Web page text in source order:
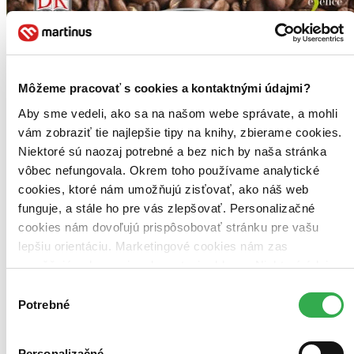
Môžeme pracovať s cookies a kontaktnými údajmi?
Aby sme vedeli, ako sa na našom webe správate, a mohli
vám zobraziť tie najlepšie tipy na knihy, zbierame cookies.
Niektoré sú naozaj potrebné a bez nich by naša stránka
vôbec nefungovala. Okrem toho používame analytické
cookies, ktoré nám umožňujú zisťovať, ako náš web
funguje, a stále ho pre vás zlepšovať. Personalizačné
cookies nám dovoľujú prispôsobovať stránku pre vašu
lepšiu orientáciu. Marketingové cookies nám zas
umožňujú zobrazenie relevantnej reklamy. Niektoré údaje
keby sme mohli používať všetky tieto cookies. Ďakujeme!
súhlasu
Potrebné